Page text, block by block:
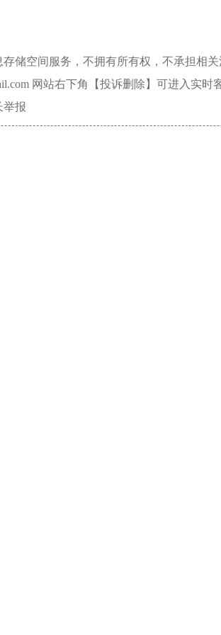
储空间服务，不拥有所有权，不承担相
网站右下角【投诉删除】可进入实时
举报